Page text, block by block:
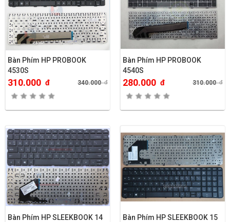
Bàn Phím HP PROBOOK
4530S
310.000 đ 340.000đ
Bàn Phím HP PROBOOK
4540S
280.000 đ 310.000đ
Bàn Phím HP SLEEKBOOK 14 Bàn Phím HP SLEEKBOOK 15